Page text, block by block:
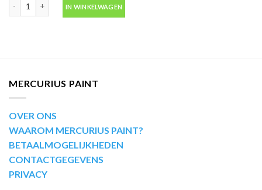
IN WINKELWAGEN
MERCURIUS PAINT
OVER ONS
WAAROM MERCURIUS PAINT?
BETAALMOGELIJKHEDEN
CONTACTGEGEVENS
PRIVACY